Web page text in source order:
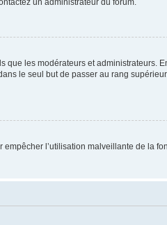
que les modérateurs et administrateurs.
le seul but de passer au rang
l’utilisation malveillante de la